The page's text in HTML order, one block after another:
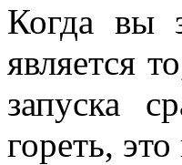
Когда вы
является
запуска
гореть,